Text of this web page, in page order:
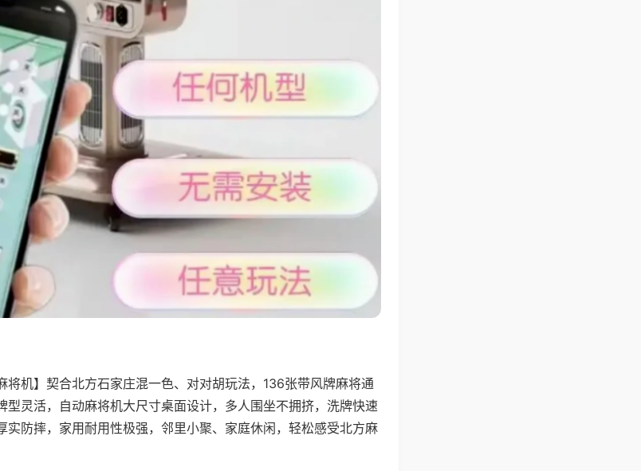
将机】契合北方石家庄混一色、对对胡玩法，136张带风牌麻将通
型灵活，自动麻将机大尺寸桌面设计，多人围坐不拥挤，洗牌快速
实防摔，家用耐用性极强，邻里小聚、家庭休闲，轻松感受北方麻